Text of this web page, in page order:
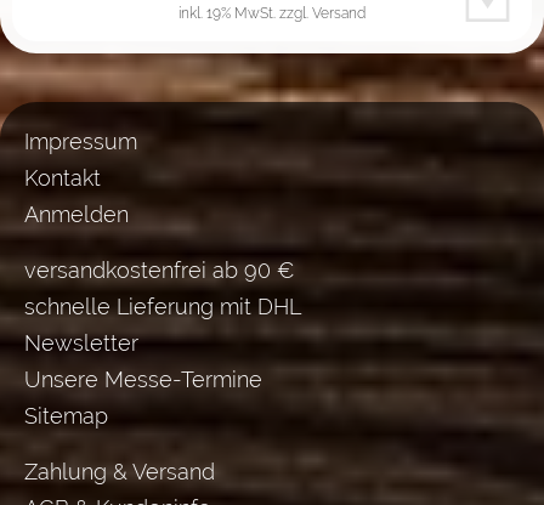
inkl. 19% MwSt. zzgl. Versand
Impressum
Kontakt
Anmelden
versandkostenfrei ab 90 €
schnelle Lieferung mit DHL
Newsletter
Unsere Messe-Termine
Sitemap
Zahlung & Versand